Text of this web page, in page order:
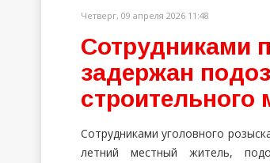
Четверг, 09 апреля 2026 11:48
Сотрудниками
задержан
строительного
Сотрудниками уголовного
летний местный житель,